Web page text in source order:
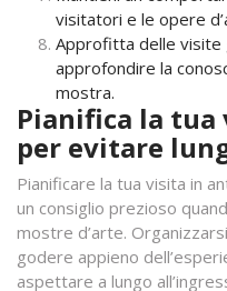
visitatori e le opere
Approfitta delle visite
approfondire la
mostra.
Pianifica la
per evitare
Pianificare la tua visita in
un consiglio prezioso
mostre d’arte.
godere appieno
aspettare a lungo